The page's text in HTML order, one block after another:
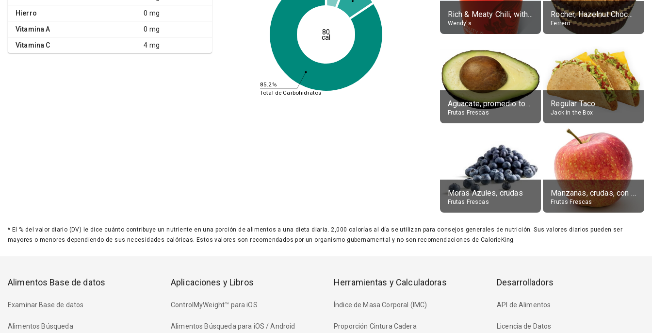
Hierro 0 mg
Vitamina A 0 mg
Vitamina C 4 mg
85.2%
Total de Carbohidratos
80
cal
Rich & Meaty Chili, without toppings, large
Wendy's
Rocher, Hazelnut Chocolate Ball
Ferrero
Aguacate, promedio todos variedades, crudo
Frutas Frescas
Regular Taco
Jack in the Box
Moras Azules, crudas
Frutas Frescas
Manzanas, crudas, con piel
Frutas Frescas
* El % del valor diario (DV) le dice cuánto contribuye un nutriente en una porción de alimentos a una dieta diaria. 2,000 calorías al día se utilizan para consejos generales de nutrición. Sus valores diarios pueden ser
mayores o menores dependiendo de sus necesidades calóricas. Estos valores son recomendados por un organismo gubernamental y no son recomendaciones de CalorieKing.
Alimentos Base de datos
Examinar Base de datos
Alimentos Búsqueda
Aplicaciones y Libros
ControlMyWeight™ para iOS
Alimentos Búsqueda para iOS / Android
Herramientas y Calculadoras
Índice de Masa Corporal (IMC)
Proporción Cintura Cadera
Desarrolladors
API de Alimentos
Licencia de Datos